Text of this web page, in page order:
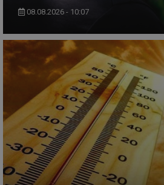
08.08.2026 - 10:07